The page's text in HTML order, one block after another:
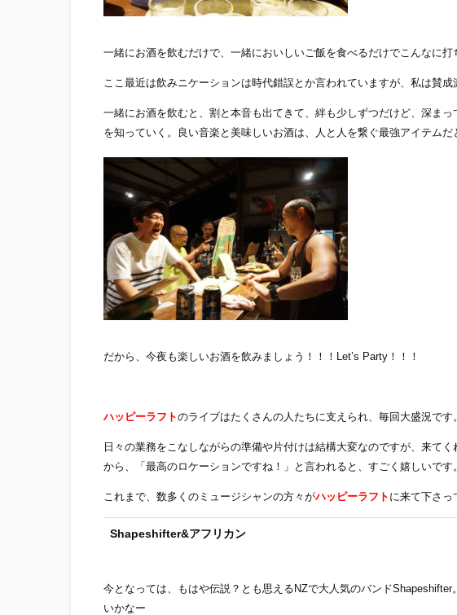
一緒にお酒を飲むだけで、一緒においしいご飯を食べるだけでこんなに打
ここ最近は飲みニケーションは時代錯誤とか言われていますが、私は賛成
一緒にお酒を飲むと、割と本音も出てきて、絆も少しずつだけど、深ま
を知っていく。良い音楽と美味しいお酒は、人と人を繋ぐ最強アイテムだ
だから、今夜も楽しいお酒を飲みましょう！！！Let’s Party！！！
ハッピーラフトのライブはたくさんの人たちに支えられ、毎回大盛況です。
日々の業務をこなしながらの準備や片付けは結構大変なのですが、来て
から、「最高のロケーションですね！」と言われると、すごく嬉しいです。
これまで、数多くのミュージシャンの方々がハッピーラフト に来て下さっ
Shapeshifter&アフリカン
今となっては、もはや伝説？とも思えるNZで大人気のバンド
いかなー